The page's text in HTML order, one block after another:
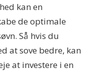
kan en
de optimale
Så hvis du
at sove bedre, kan
at investere i en